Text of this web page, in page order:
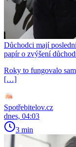
Důchodci mají
papír o zvýšení
Roky to fungovalo
[…]
Spotřebitelov.cz
dnes, 04:03
3 min